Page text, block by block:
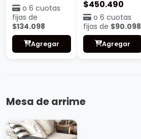
o 6 cuotas
fijas de
$134.098
Agregar
$450.490
o 6 cuotas
fijas de $90.098
Agregar
Mesa de arrime